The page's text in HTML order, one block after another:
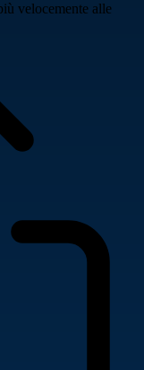
velocemente alle